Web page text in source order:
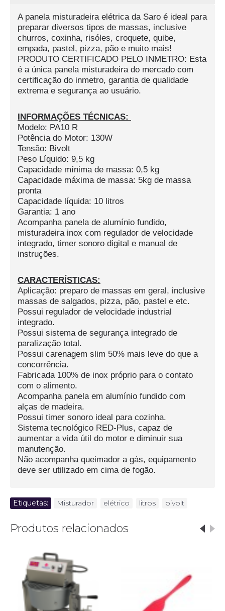
A panela misturadeira elétrica da Saro é ideal para
preparar diversos tipos de massas, inclusive
churros, coxinha, risóles, croquete, quibe,
empada, pastel, pizza, pão e muito mais!
PRODUTO CERTIFICADO PELO INMETRO: Esta
é a única panela misturadeira do mercado com
certificação do inmetro, garantia de qualidade
extrema e segurança ao usuário.
INFORMAÇÕES TÉCNICAS:
Modelo: PA10 R
Potência do Motor: 130W
Tensão: Bivolt
Peso Líquido: 9,5 kg
Capacidade mínima de massa: 0,5 kg
Capacidade máxima de massa: 5kg de massa
pronta
Capacidade líquida: 10 litros
Garantia: 1 ano
Acompanha panela de alumínio fundido,
misturadeira inox com regulador de velocidade
integrado, timer sonoro digital e manual de
instruções.
CARACTERÍSTICAS:
Aplicação: preparo de massas em geral, inclusive
massas de salgados, pizza, pão, pastel e etc.
Possui regulador de velocidade industrial
integrado.
Possui sistema de segurança integrado de
paralização total.
Possui carenagem slim 50% mais leve do que a
concorrência.
Fabricada 100% de inox próprio para o contato
com o alimento.
Acompanha panela em alumínio fundido com
alças de madeira.
Possui timer sonoro ideal para cozinha.
Sistema tecnológico RED-Plus, capaz de
aumentar a vida útil do motor e diminuir sua
manutenção.
Não acompanha queimador a gás, equipamento
deve ser utilizado em cima de fogão.
Etiquetas: Misturador elétrico litros bivolt
Produtos relacionados